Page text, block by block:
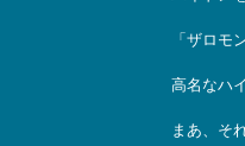
「ザロモ
高名なハ
まあ、そ